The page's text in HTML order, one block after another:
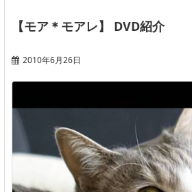
【モア＊モアレ】 DVD紹介
2010年6月26日